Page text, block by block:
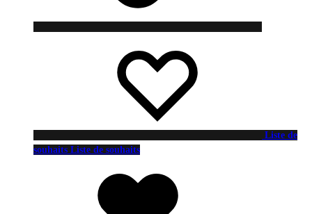
Liste de
souhaits Liste de souhaits